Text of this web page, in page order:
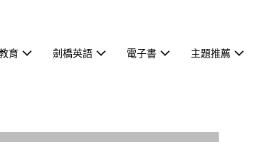
育 劍橋英語 電子書 主題推薦